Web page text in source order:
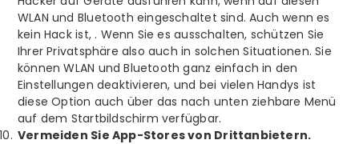
WLAN und Bluetooth eingeschaltet sind. Auch wenn es
kein Hack ist, . Wenn Sie es ausschalten, schützen Sie
Ihrer Privatsphäre also auch in solchen Situationen. Sie
können WLAN und Bluetooth ganz einfach in den
Einstellungen deaktivieren, und bei vielen Handys ist
diese Option auch über das nach unten ziehbare Menü
auf dem Startbildschirm verfügbar.
Vermeiden Sie App-Stores von Drittanbietern.